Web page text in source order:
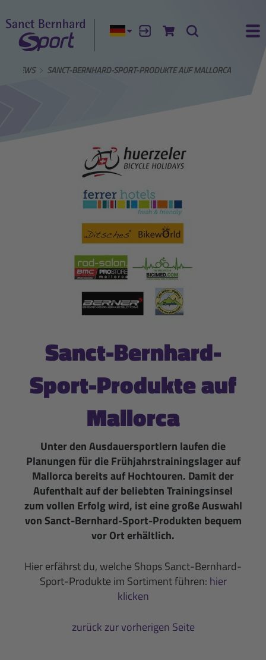
Aktuelle Sprache:
AnmeldenZum Warenkorb
Suche
NEWS SANCT-BERNHARD-SPORT-PRODUKTE AUF MALLORCA
Sanct-Bernhard-
Sport-Produkte auf
Mallorca
Unter den Ausdauersportlern laufen die
Planungen für die Frühjahrstrainingslager auf
Mallorca bereits auf Hochtouren. Damit der
Aufenthalt auf der beliebten Trainingsinsel
zum vollen Erfolg wird, ist eine große Auswahl
von Sanct-Bernhard-Sport-Produkten bequem
vor Ort erhältlich.
Hier erfährst du, welche Shops Sanct-Bernhard-
Sport-Produkte im Sortiment führen: hier
klicken
zurück zur vorherigen Seite